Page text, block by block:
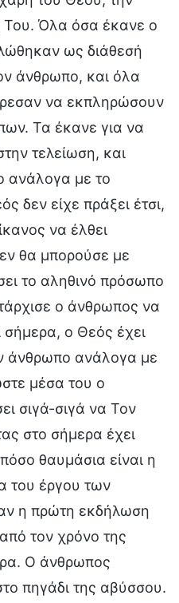
Του. Όλα όσα έκανε ο
ως διάθεσή
άνθρωπο, και όλα
να εκπληρώσουν
Τα έκανε για να
τελείωση, και
ανάλογα με το
δεν είχε πράξει έτσι,
να έλθει
θα μπορούσε με
το αληθινό πρόσωπο
ο άνθρωπος να
σήμερα, ο Θεός έχει
άνθρωπο ανάλογα με
μέσα του ο
σιγά-σιγά να Τον
στο σήμερα έχει
θαυμάσια είναι η
του έργου των
η πρώτη εκδήλωση
τον χρόνο της
Ο άνθρωπος
πηγάδι της αβύσσου.